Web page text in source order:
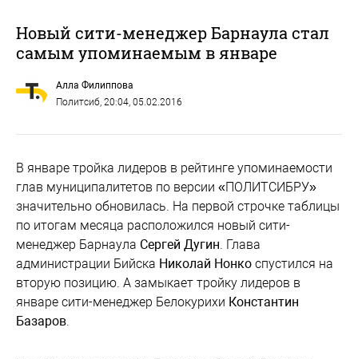
Новый сити-менеджер Барнаула стал
самым упоминаемым в январе
Алла Филиппова
Политсиб, 20:04, 05.02.2016
В январе тройка лидеров в рейтинге упоминаемости
глав муниципалитетов по версии «ПОЛИТСИБРУ»
значительно обновилась. На первой строчке таблицы
по итогам месяца расположился новый сити-
менеджер Барнаула Сергей Дугин. Глава
администрации Бийска Николай Нонко спустился на
вторую позицию. А замыкает тройку лидеров в
январе сити-менеджер Белокурихи Константин
Базаров.